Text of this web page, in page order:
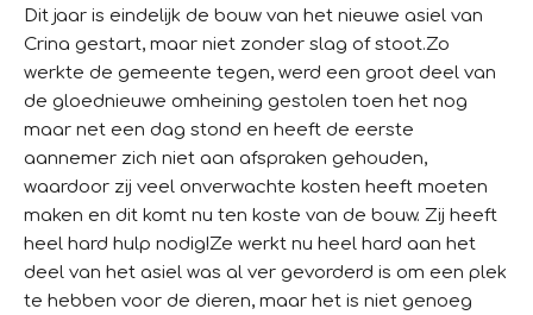
Dit jaar is eindelijk de bouw van het nieuwe asiel van
Crina gestart, maar niet zonder slag of stoot.Zo
werkte de gemeente tegen, werd een groot deel van
de gloednieuwe omheining gestolen toen het nog
maar net een dag stond en heeft de eerste
aannemer zich niet aan afspraken gehouden,
waardoor zij veel onverwachte kosten heeft moeten
maken en dit komt nu ten koste van de bouw. Zij heeft
heel hard hulp nodig!Ze werkt nu heel hard aan het
deel van het asiel was al ver gevorderd is om een plek
te hebben voor de dieren, maar het is niet genoeg